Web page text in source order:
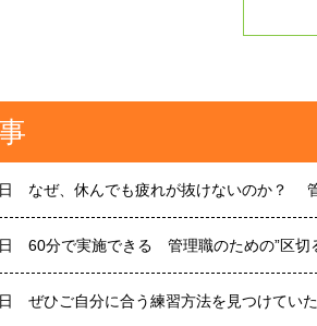
なぜ、休んでも疲れが抜けないのか？
60分で実施できる 管理職のための”区切
ぜひご自分に合う練習方法を見つけてい